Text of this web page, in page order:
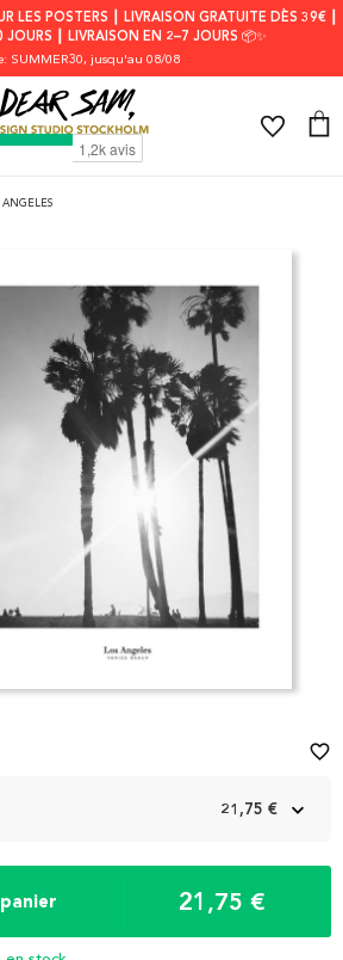
LES POSTERS ┃ LIVRAISON GRATUITE DÈS 39€ ┃
JOURS ┃ LIVRAISON EN 2–7 JOURS 📦✨
SUMMER30, jusqu'au 08/08
ANGELES
21,75 €
21,75 €
favorite_border